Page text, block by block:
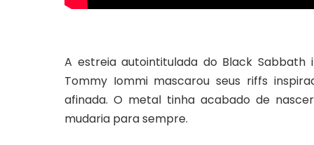
A estreia autointitulada do Black
Tommy Iommi mascarou seus riffs
afinada. O metal tinha acabado de
mudaria para sempre.